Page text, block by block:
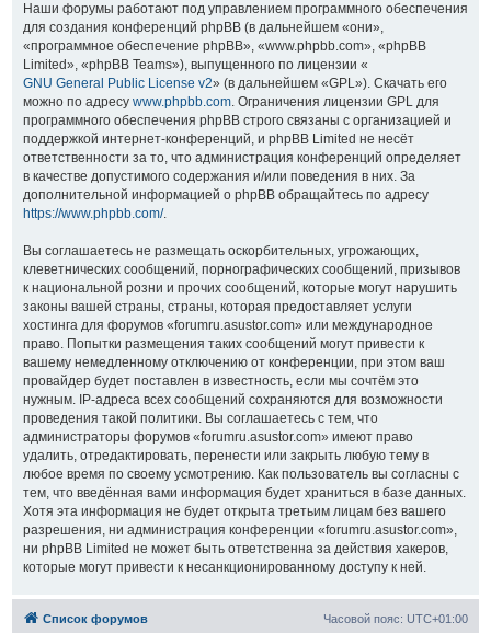
Наши форумы работают под управлением программного обеспечения
для создания конференций phpBB (в дальнейшем «они»,
«программное обеспечение phpBB», «www.phpbb.com», «phpBB
Limited», «phpBB Teams»), выпущенного по лицензии «
GNU General Public License v2» (в дальнейшем «GPL»). Скачать его
можно по адресу www.phpbb.com. Ограничения лицензии GPL для
программного обеспечения phpBB строго связаны с организацией и
поддержкой интернет-конференций, и phpBB Limited не несёт
ответственности за то, что администрация конференций определяет
в качестве допустимого содержания и/или поведения в них. За
дополнительной информацией о phpBB обращайтесь по адресу
https://www.phpbb.com/.
Вы соглашаетесь не размещать оскорбительных, угрожающих,
клеветнических сообщений, порнографических сообщений, призывов
к национальной розни и прочих сообщений, которые могут нарушить
законы вашей страны, страны, которая предоставляет услуги
хостинга для форумов «forumru.asustor.com» или международное
право. Попытки размещения таких сообщений могут привести к
вашему немедленному отключению от конференции, при этом ваш
провайдер будет поставлен в известность, если мы сочтём это
нужным. IP-адреса всех сообщений сохраняются для возможности
проведения такой политики. Вы соглашаетесь с тем, что
администраторы форумов «forumru.asustor.com» имеют право
удалить, отредактировать, перенести или закрыть любую тему в
любое время по своему усмотрению. Как пользователь вы согласны с
тем, что введённая вами информация будет храниться в базе данных.
Хотя эта информация не будет открыта третьим лицам без вашего
разрешения, ни администрация конференции «forumru.asustor.com»,
ни phpBB Limited не может быть ответственна за действия хакеров,
которые могут привести к несанкционированному доступу к ней.
Список форумов Часовой пояс: UTC+01:00